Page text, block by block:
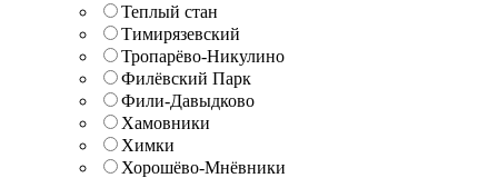
Теплый стан
Тимирязевский
Тропарёво-Никулино
Филёвский Парк
Фили-Давыдково
Хамовники
Химки
Хорошёво-Мнёвники